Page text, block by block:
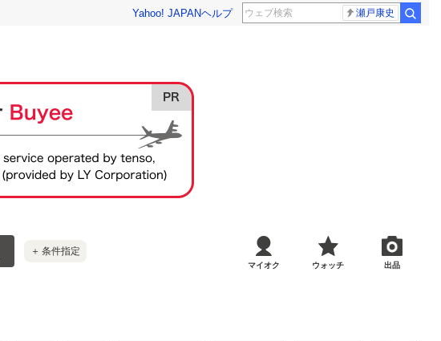
Yahoo! JAPANヘルプ 瀬戸康史
＋ 条件指定
マイオク ウォッチ 出品